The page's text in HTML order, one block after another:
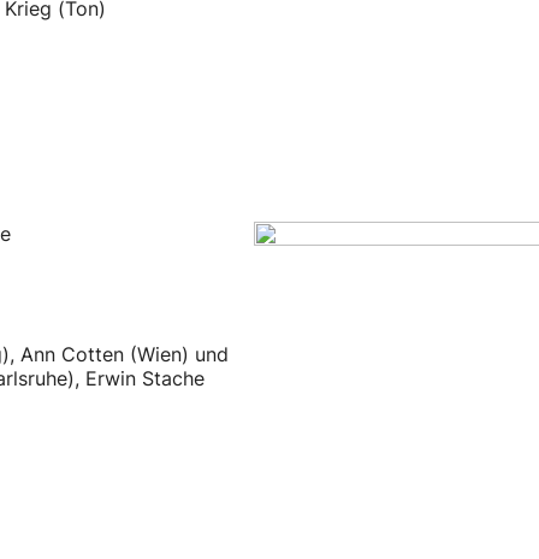
(Ton)
Ann Cotten (Wien) und
Erwin Stache